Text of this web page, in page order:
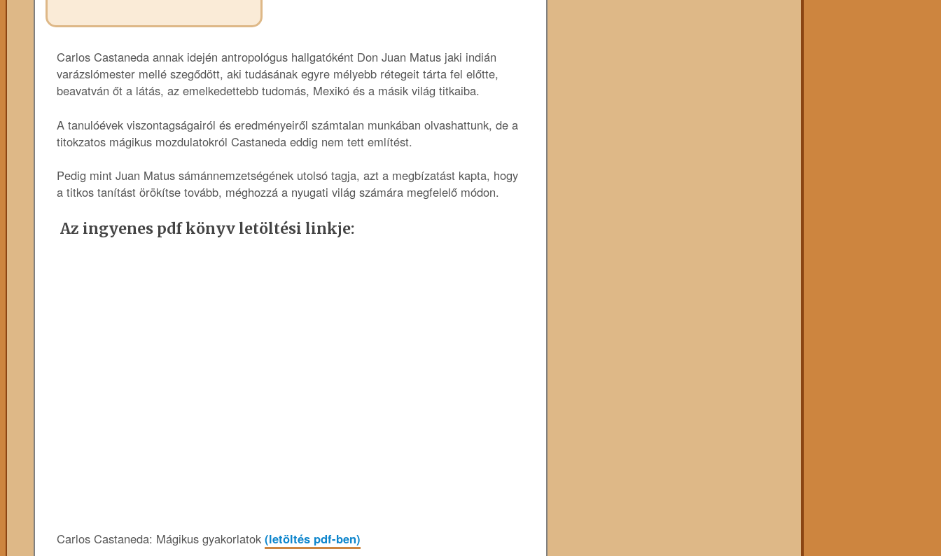
Carlos Castaneda annak idején antropológus hallgatóként Don Juan Matus jaki indián
varázslómester mellé szegődött, aki tudásának egyre mélyebb rétegeit tárta fel előtte,
beavatván őt a látás, az emelkedettebb tudomás, Mexikó és a másik világ titkaiba.
A tanulóévek viszontagságairól és eredményeiről számtalan munkában olvashattunk, de a
titokzatos mágikus mozdulatokról Castaneda eddig nem tett említést.
Pedig mint Juan Matus sámánnemzetségének utolsó tagja, azt a megbízatást kapta, hogy
a titkos tanítást örökítse tovább, méghozzá a nyugati világ számára megfelelő módon.
Az ingyenes pdf könyv letöltési linkje:
Carlos Castaneda: Mágikus gyakorlatok (letöltés pdf-ben)